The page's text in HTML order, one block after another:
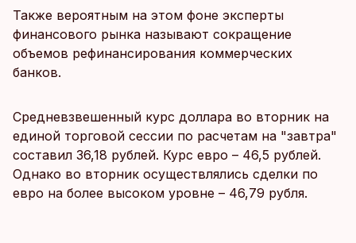
Также вероятным на этом фоне эксперты
финансового рынка называют сокращение
объемов рефинансирования коммерческих
банков.
Средневзвешенный курс доллара во вторник на
единой торговой сессии по расчетам на "завтра"
составил 36,18 рублей. Курс евро – 46,5 рублей.
Однако во вторник осуществлялись сделки по
евро на более высоком уровне – 46,79 рубля.